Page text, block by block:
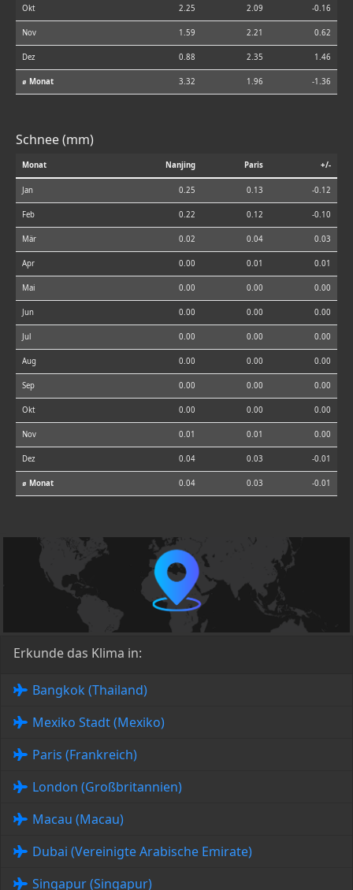
Okt 2.25 2.09 -0.16
Nov 1.59 2.21 0.62
Dez 0.88 2.35 1.46
⌀ Monat 3.32 1.96 -1.36
Schnee (mm)
Monat Nanjing Paris +/-
Jan 0.25 0.13 -0.12
Feb 0.22 0.12 -0.10
Mär 0.02 0.04 0.03
Apr 0.00 0.01 0.01
Mai 0.00 0.00 0.00
Jun 0.00 0.00 0.00
Jul 0.00 0.00 0.00
Aug 0.00 0.00 0.00
Sep 0.00 0.00 0.00
Okt 0.00 0.00 0.00
Nov 0.01 0.01 0.00
Dez 0.04 0.03 -0.01
⌀ Monat 0.04 0.03 -0.01
Erkunde das Klima in:
Bangkok (Thailand)
Mexiko Stadt (Mexiko)
Paris (Frankreich)
London (Großbritannien)
Macau (Macau)
Dubai (Vereinigte Arabische Emirate)
Singapur (Singapur)